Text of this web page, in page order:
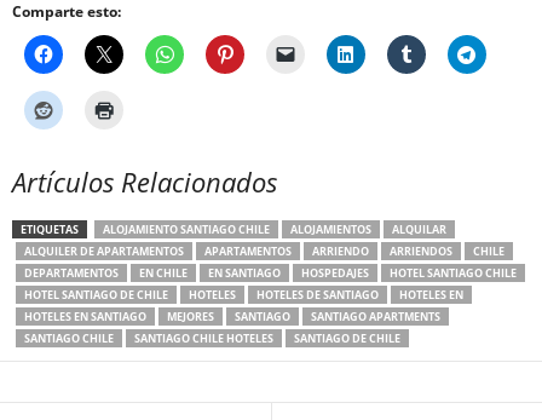
Comparte esto:
Artículos Relacionados
ETIQUETAS ALOJAMIENTO SANTIAGO CHILE ALOJAMIENTOS
ALQUILAR
ALQUILER DE APARTAMENTOS
APARTAMENTOS ARRIENDO ARRIENDOS
CHILE
DEPARTAMENTOS
EN CHILE EN SANTIAGO HOSPEDAJES
HOTEL SANTIAGO CHILE
HOTEL SANTIAGO DE CHILE
HOTELES HOTELES DE SANTIAGO
HOTELES EN
HOTELES EN SANTIAGO
MEJORES SANTIAGO
SANTIAGO APARTMENTS
SANTIAGO CHILE
SANTIAGO CHILE HOTELES SANTIAGO DE CHILE